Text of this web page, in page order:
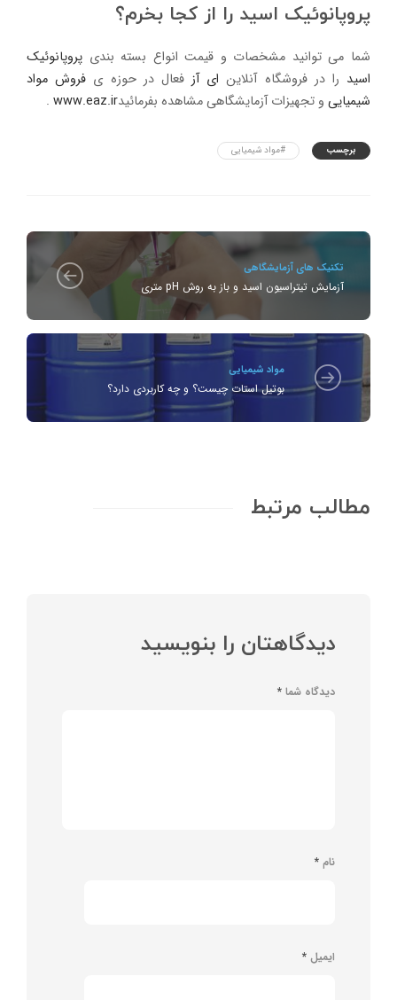
پروپانوئیک اسید را از کجا بخرم؟
شما می توانید مشخصات و قیمت انواع بسته بندی پروپانوئیک
اسید را در فروشگاه آنلاین ای آز فعال در حوزه ی فروش مواد
شیمیایی و تجهیزات آزمایشگاهی مشاهده بفرمائید . www.eaz.ir
برچسب #مواد شیمیایی
تکنیک های آزمایشگاهی
آزمایش تیتراسیون اسید و باز به روش pH متری
مواد شیمیایی
بوتیل استات چیست؟ و چه کاربردی دارد؟
مطالب مرتبط
دیدگاهتان را بنویسید
دیدگاه شما *
نام *
ایمیل *